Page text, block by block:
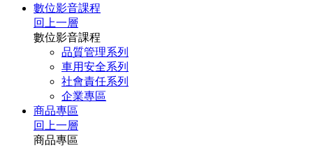
數位影音課程
回上一層
數位影音課程
品質管理系列
車用安全系列
社會責任系列
企業專區
商品專區
回上一層
商品專區